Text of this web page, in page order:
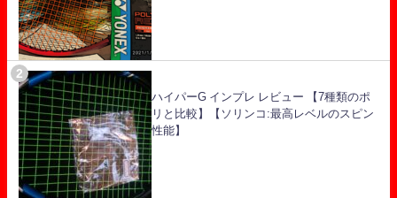
ハイパーG インプレ レビュー 【7種類のポ
リと比較】【ソリンコ:最高レベルのスピン
性能】